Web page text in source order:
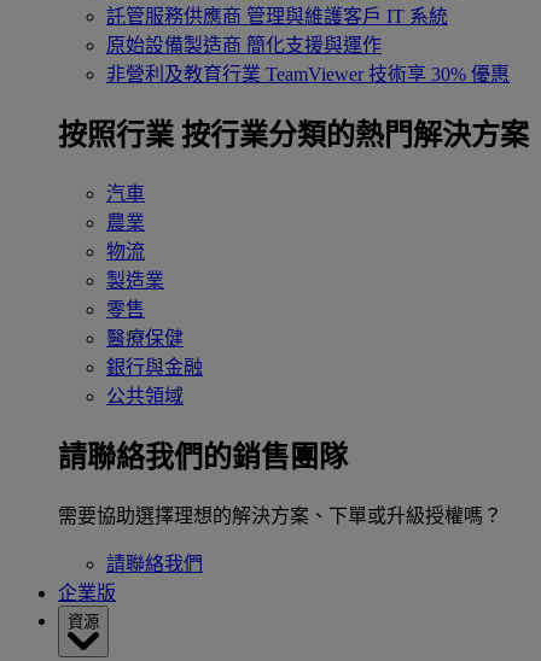
託管服務供應商 管理與維護客戶 IT 系統
原始設備製造商 簡化支援與運作
非營利及教育行業 TeamViewer 技術享 30% 優惠
按照行業 按行業分類的熱門解決方案
汽車
農業
物流
製造業
零售
醫療保健
銀行與金融
公共領域
請聯絡我們的銷售團隊
需要協助選擇理想的解決方案、下單或升級授權嗎？
請聯絡我們
企業版
資源